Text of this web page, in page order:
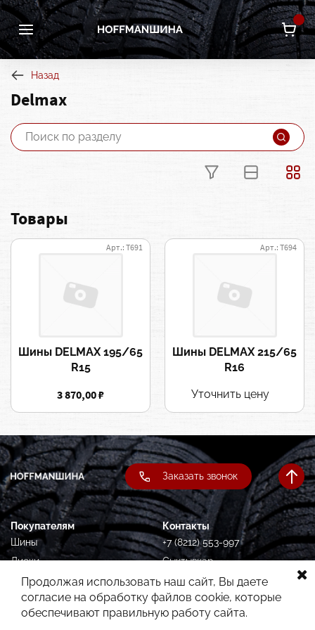
Назад
Delmax
Товары
Шины DELMAX 195/65
R15
Арт.: Т691
3 870,00 ₽
Шины DELMAX 215/65
R16
Арт.: Т694
Уточнить цену
Покупателям
Шины
Диски
Подбор по авто
Услуги
Гарантия
Контакты
+7 (8212) 553-997
Сыктывкар,
Орджоникидзе, 87
Заказать звонок
Продолжая использовать наш сайт, Вы даете
согласие на обработку файлов cookie, которые
обеспечивают правильную работу сайта.